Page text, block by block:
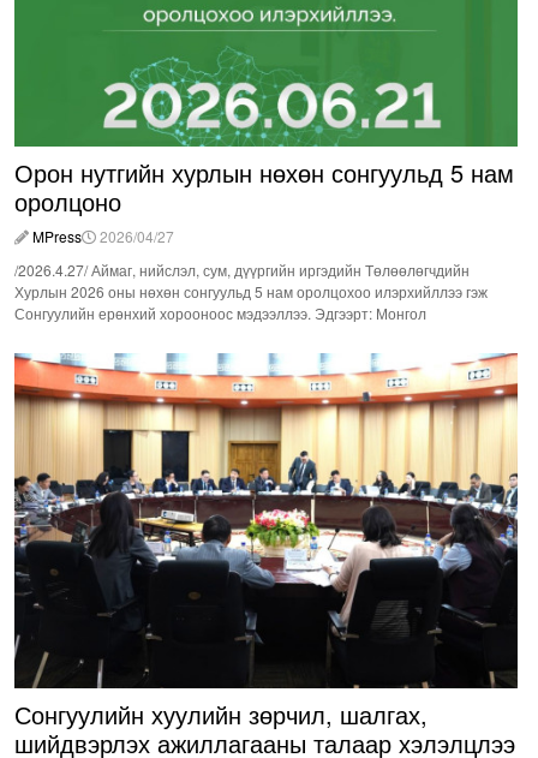
Орон нутгийн хурлын нөхөн сонгуульд 5 нам
оролцоно
MPress
2026/04/27
/2026.4.27/ Аймаг, нийслэл, сум, дүүргийн иргэдийн Төлөөлөгчдийн
Хурлын 2026 оны нөхөн сонгуульд 5 нам оролцохоо илэрхийллээ гэж
Сонгуулийн ерөнхий хорооноос мэдээллээ. Эдгээрт: Монгол
Сонгуулийн хуулийн зөрчил, шалгах,
шийдвэрлэх ажиллагааны талаар хэлэлцлээ